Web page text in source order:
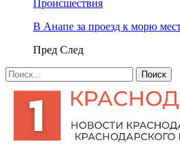
Происшествия
В Анапе за проезд к морю
Пред След